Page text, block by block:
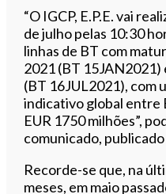
“O IGCP, E.P.E. vai
de julho pelas 10:30
linhas de BT com
2021 (BT 15JAN2021)
(BT 16JUL2021), com
indicativo global entre
EUR 1750 milhões”,
comunicado,
Recorde-se que, na
meses, em maio